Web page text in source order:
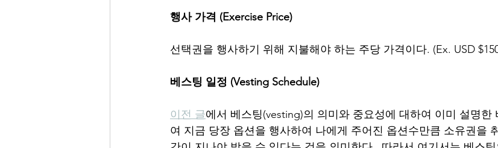
행사 가격 (Exercise Price)
선택권을 행사하기 위해 지불해야 하는 주당 가격이다. (Ex. USD
베스팅 일정 (Vesting Schedule)
이전 글에서 베스팅(vesting)의 의미와 중요성에 대하여 이미 설명한
여 지금 당장 옵션을 행사하여 나에게 주어진 옵션수만큼 소유권을